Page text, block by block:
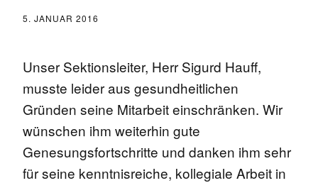
5. JANUAR 2016
Unser Sektionsleiter, Herr Sigurd Hauff,
musste leider aus gesundheitlichen
Gründen seine Mitarbeit einschränken. Wir
wünschen ihm weiterhin gute
Genesungsfortschritte und danken ihm sehr
für seine kenntnisreiche, kollegiale Arbeit in